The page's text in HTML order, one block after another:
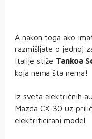
A nakon toga ako
razmišljate o jednoj
Italije stiže Tankoa
koja nema šta nema!
Iz sveta električnih
Mazda CX-30 uz
elektrificirani model.